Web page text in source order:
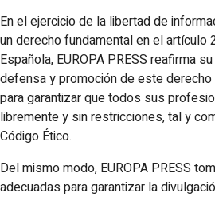
En el ejercicio de la libertad de
un derecho fundamental en el artículo
Española, EUROPA PRESS reafirma
defensa y promoción de este
para garantizar que todos sus
libremente y sin restricciones, tal y
Código Ético.
Del mismo modo, EUROPA PRESS
adecuadas para garantizar la